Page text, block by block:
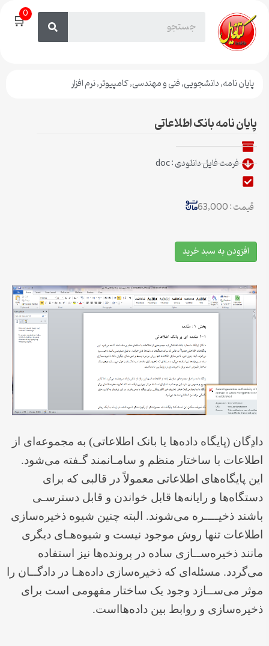
🛒0
پایان نامه,دانشجویی,فنی و مهندسی,کامپیوتر,نرم افزار
پایان نامه بانک اطلاعاتی
فرمت فایل دانلودی : doc
قیمت : 63,000
افزودن به سبد خرید
دادِگان (پایگاه داده‌ها یا بانک اطلاعاتی) به مجموعه‌ای از
اطلاعات با ساختار منظم و سامـانمند گـفته می‌شود.
این پایگاه‌های اطلاعاتی معمولاً در قالبی که برای
دستگاه‌ها و رایانه‌ها قابل خواندن و قابل دسترسـی
باشند ذخيــــره می‌شوند. البته چنین شیوه ذخیره‌سازی
اطلاعات تنها روش موجود نیست و شیوه‌هـای دیگری
مانند ذخیره‌ســازی ساده در پرونده‌ها نیز استفاده
می‌گردد. مسئله‌ای که ذخیره‌سازی داده‌هـا در دادگــان را
موثر می‌ســازد وجود یک ساختار مفهومی است برای
ذخیره‌سازی و روابط بین داده‌هااست.